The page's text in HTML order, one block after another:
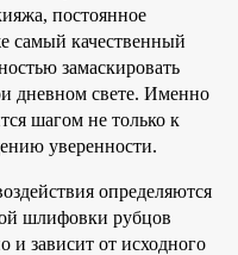
постоянное
самый качественный
замаскировать
дневном свете. Именно
шагом не только к
уверенности.
определяются
шлифовки рубцов
и зависит от исходного